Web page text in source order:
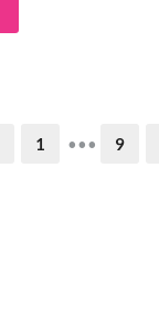
1 ••• 9